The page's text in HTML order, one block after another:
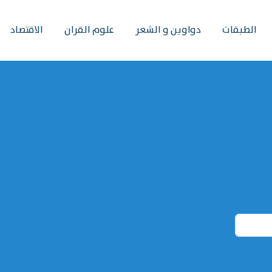
الطبقات دواوين و الشعر علوم القران الاقتصاد